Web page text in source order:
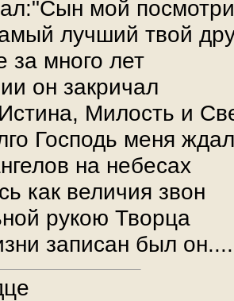
мой посмотри
лучший твой
за много лет
он закричал
Милость и
Господь меня
на небесах
как величия звон
рукою Творца
записан был он....